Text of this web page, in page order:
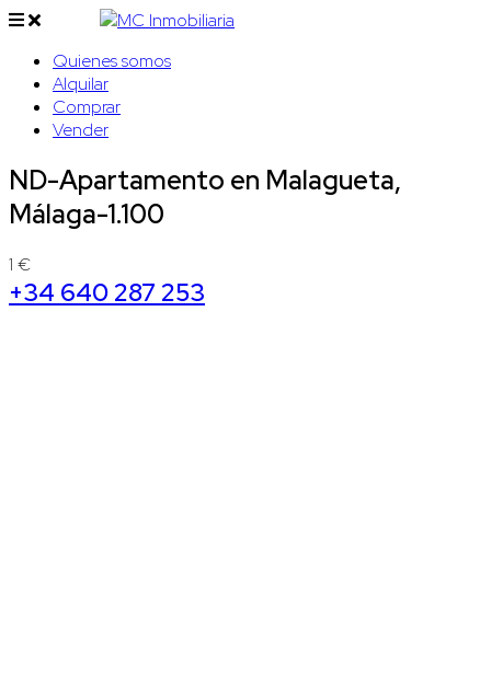
Quienes somos
Alquilar
Comprar
Vender
ND-Apartamento en Malagueta,
Málaga-1.100
1 €
+34 640 287 253